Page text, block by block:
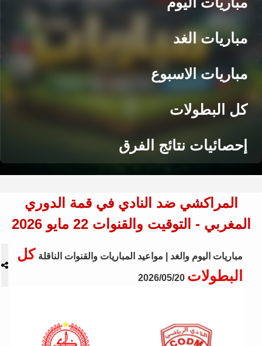
مباريات الغد
مباريات الاسبوع
كل البطولات
إحصائيات نتائج الفرق
المراكشي ضد النادي في قمة الدوري
المغربي - التوقيت والقنوات 22 مايو 2026
مباريات اليوم والغد | مواعيد المباريات والقنوات الناقلة كل
البطولات 2026/05/20